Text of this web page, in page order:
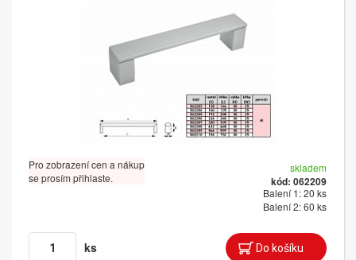
Pro zobrazení cen a nákup
se prosím přihlaste.
skladem
kód: 062209
Balení 1: 20 ks
Balení 2: 60 ks
ks